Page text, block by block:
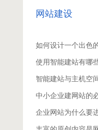
网站建设
如何设计一个出色
使用智能建站有哪
智能建站与主机空
中小企业建网站的
企业网站为什么要